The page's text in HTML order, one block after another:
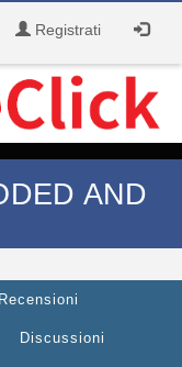
Registrati
AND
Recensioni
Discussioni